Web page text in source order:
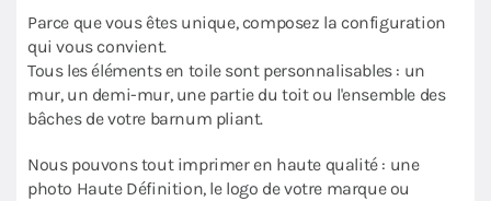
Parce que vous êtes unique, composez la configuration
qui vous convient.
Tous les éléments en toile sont personnalisables : un
mur, un demi-mur, une partie du toit ou l'ensemble des
bâches de votre barnum pliant.
Nous pouvons tout imprimer en haute qualité : une
photo Haute Définition, le logo de votre marque ou